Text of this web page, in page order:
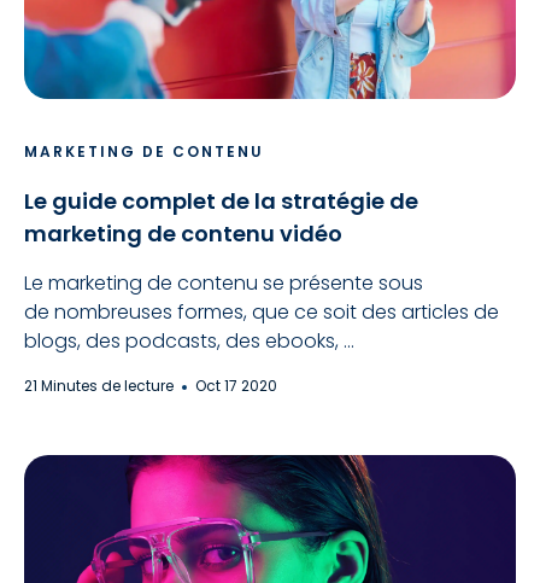
MARKETING DE CONTENU
Le guide complet de la stratégie de
marketing de contenu vidéo
Le marketing de contenu se présente sous
de nombreuses formes, que ce soit des articles de
blogs, des podcasts, des ebooks, ...
21 Minutes de lecture Oct 17 2020